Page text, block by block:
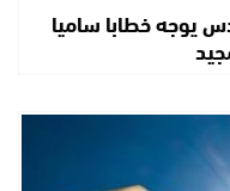
يوجه خطابا ساميا